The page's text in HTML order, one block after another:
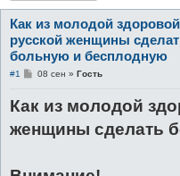
Как из молодой здоровой
русской женщины
больную и бесплодную
#1
С
б
е
н
08 сен » Гость
Как из молодой
женщины сделать